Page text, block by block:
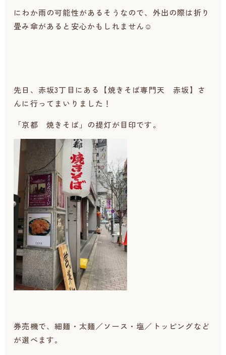
にわか雨の可能性があるそうなので、外出の際は折り
畳み傘があると安心かもしれません☺
先日、赤坂3丁目にある【焼きそば専門天 赤坂】さ
んに行ってまいりました！
「京都 焼きそば」の提灯が目印です。
券売機で、細麺・太麺／ソース・塩／トッピングなど
が選べます。